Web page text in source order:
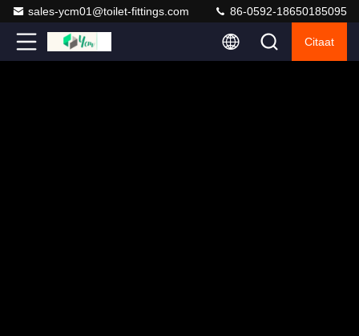
sales-ycm01@toilet-fittings.com 86-0592-18650185095
Citaat